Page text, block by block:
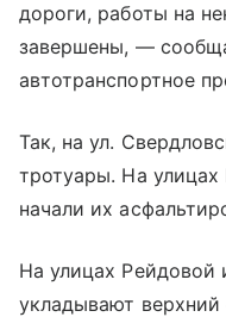
дороги, работы на
завершены, —
автотранспортное
Так, на ул.
тротуары. На
начали их
На улицах
укладывают верхний